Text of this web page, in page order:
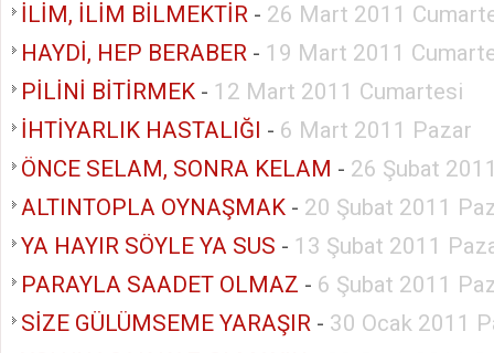
İLİM, İLİM BİLMEKTİR - 26 Mart 2011
HAYDİ, HEP BERABER - 19 Mart 2011
PİLİNİ BİTİRMEK - 12 Mart 2011 Cumartesi
İHTİYARLIK HASTALIĞI - 6 Mart 2011 Pazar
ÖNCE SELAM, SONRA KELAM - 26 Şubat
ALTINTOPLA OYNAŞMAK - 20 Şubat 2011
YA HAYIR SÖYLE YA SUS - 13 Şubat 2011
PARAYLA SAADET OLMAZ - 6 Şubat 2011
SİZE GÜLÜMSEME YARAŞIR - 30 Ocak 2011